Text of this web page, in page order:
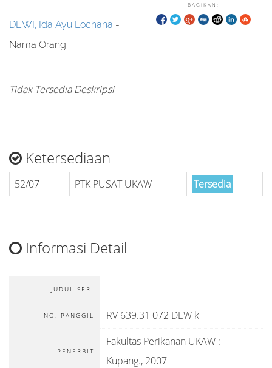
BAGIKAN:
DEWI, Ida Ayu Lochana -
Nama Orang
Tidak Tersedia Deskripsi
Ketersediaan
52/07 PTK PUSAT UKAW Tersedia
Informasi Detail
JUDUL SERI -
NO. PANGGIL RV 639.31 072 DEW k
PENERBIT
Fakultas Perikanan UKAW :
Kupang., 2007